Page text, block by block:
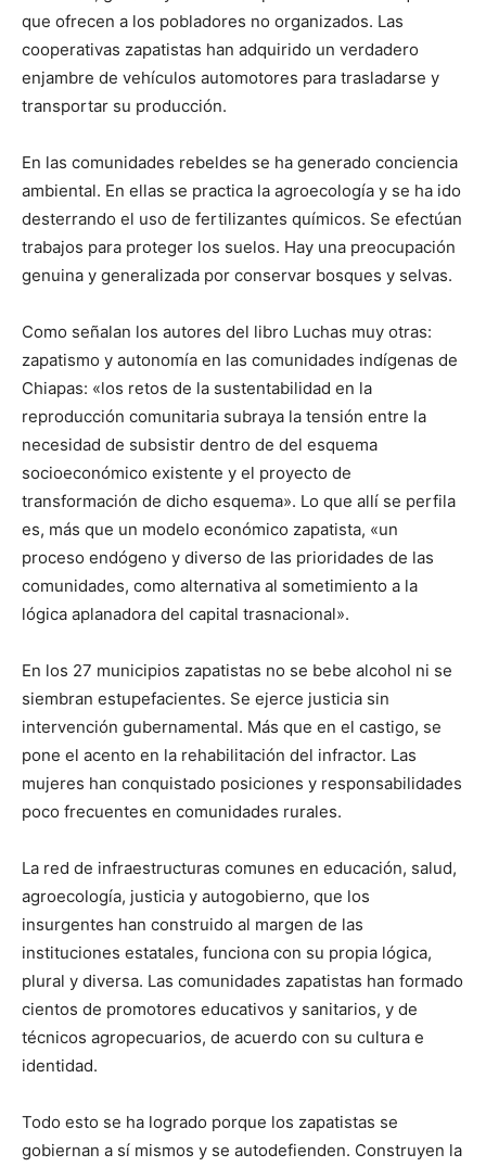
que ofrecen a los pobladores no organizados. Las
cooperativas zapatistas han adquirido un verdadero
enjambre de vehículos automotores para trasladarse y
transportar su producción.
En las comunidades rebeldes se ha generado conciencia
ambiental. En ellas se practica la agroecología y se ha ido
desterrando el uso de fertilizantes químicos. Se efectúan
trabajos para proteger los suelos. Hay una preocupación
genuina y generalizada por conservar bosques y selvas.
Como señalan los autores del libro Luchas muy otras:
zapatismo y autonomía en las comunidades indígenas de
Chiapas: «los retos de la sustentabilidad en la
reproducción comunitaria subraya la tensión entre la
necesidad de subsistir dentro de del esquema
socioeconómico existente y el proyecto de
transformación de dicho esquema». Lo que allí se perfila
es, más que un modelo económico zapatista, «un
proceso endógeno y diverso de las prioridades de las
comunidades, como alternativa al sometimiento a la
lógica aplanadora del capital trasnacional».
En los 27 municipios zapatistas no se bebe alcohol ni se
siembran estupefacientes. Se ejerce justicia sin
intervención gubernamental. Más que en el castigo, se
pone el acento en la rehabilitación del infractor. Las
mujeres han conquistado posiciones y responsabilidades
poco frecuentes en comunidades rurales.
La red de infraestructuras comunes en educación, salud,
agroecología, justicia y autogobierno, que los
insurgentes han construido al margen de las
instituciones estatales, funciona con su propia lógica,
plural y diversa. Las comunidades zapatistas han formado
cientos de promotores educativos y sanitarios, y de
técnicos agropecuarios, de acuerdo con su cultura e
identidad.
Todo esto se ha logrado porque los zapatistas se
gobiernan a sí mismos y se autodefienden. Construyen la